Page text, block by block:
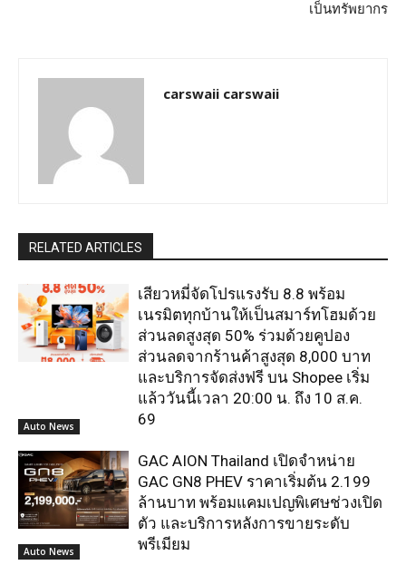
เป็นทรัพยากร
carswaii carswaii
RELATED ARTICLES
Auto News
เสียวหมี่จัดโปรแรงรับ 8.8 พร้อม
เนรมิตทุกบ้านให้เป็นสมาร์ทโฮมด้วย
ส่วนลดสูงสุด 50% ร่วมด้วยคูปอง
ส่วนลดจากร้านค้าสูงสุด 8,000 บาท
และบริการจัดส่งฟรี บน Shopee เริ่ม
แล้ววันนี้เวลา 20:00 น. ถึง 10 ส.ค.
69
Auto News
GAC AION Thailand เปิดจำหน่าย
GAC GN8 PHEV ราคาเริ่มต้น 2.199
ล้านบาท พร้อมแคมเปญพิเศษช่วงเปิด
ตัว และบริการหลังการขายระดับ
พรีเมียม